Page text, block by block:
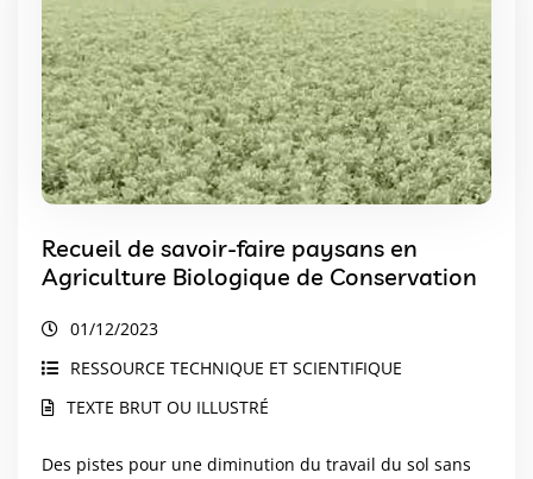
Recueil de savoir-faire paysans en
Agriculture Biologique de Conservation
01/12/2023
RESSOURCE TECHNIQUE ET SCIENTIFIQUE
TEXTE BRUT OU ILLUSTRÉ
Des pistes pour une diminution du travail du sol sans